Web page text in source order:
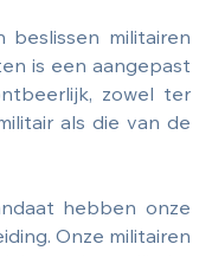
beslissen militairen
is een aangepast
zowel ter
als die van de
hebben onze
Onze militairen